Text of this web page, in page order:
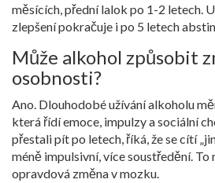
měsících, přední lalok po 1-2 letech.
zlepšení pokračuje i po 5 letech
Může alkohol způsobit
osobnosti?
Ano. Dlouhodobé užívání alkoholu
která řídí emoce, impulzy a sociální
přestali pít po letech, říká, že se cítí
méně impulsivní, více soustředění. To
opravdová změna v mozku.